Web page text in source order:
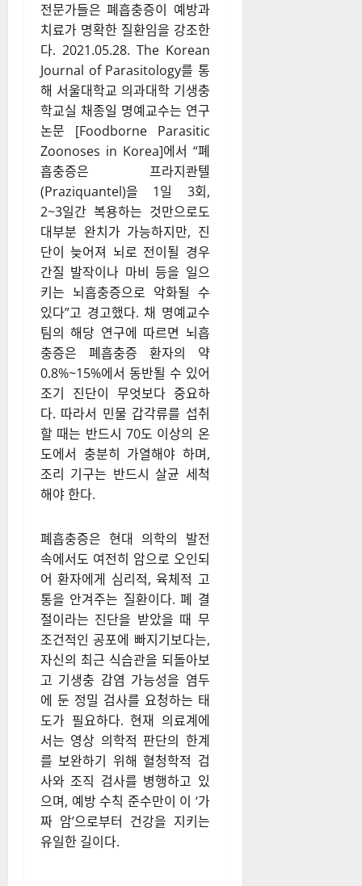
전문가들은 폐흡충증이 예방과
치료가 명확한 질환임을 강조한
다. 2021.05.28. The Korean
Journal of Parasitology를 통
해 서울대학교 의과대학 기생충
학교실 채종일 명예교수는 연구
논문 [Foodborne Parasitic
Zoonoses in Korea]에서 “폐
흡충증은 프라지콴텔
(Praziquantel)을 1일 3회,
2~3일간 복용하는 것만으로도
대부분 완치가 가능하지만, 진
단이 늦어져 뇌로 전이될 경우
간질 발작이나 마비 등을 일으
키는 뇌흡충증으로 악화될 수
있다”고 경고했다. 채 명예교수
팀의 해당 연구에 따르면 뇌흡
충증은 폐흡충증 환자의 약
0.8%~15%에서 동반될 수 있어
조기 진단이 무엇보다 중요하
다. 따라서 민물 갑각류를 섭취
할 때는 반드시 70도 이상의 온
도에서 충분히 가열해야 하며,
조리 기구는 반드시 살균 세척
해야 한다.
폐흡충증은 현대 의학의 발전
속에서도 여전히 암으로 오인되
어 환자에게 심리적, 육체적 고
통을 안겨주는 질환이다. 폐 결
절이라는 진단을 받았을 때 무
조건적인 공포에 빠지기보다는,
자신의 최근 식습관을 되돌아보
고 기생충 감염 가능성을 염두
에 둔 정밀 검사를 요청하는 태
도가 필요하다. 현재 의료계에
서는 영상 의학적 판단의 한계
를 보완하기 위해 혈청학적 검
사와 조직 검사를 병행하고 있
으며, 예방 수칙 준수만이 이 ‘가
짜 암’으로부터 건강을 지키는
유일한 길이다.